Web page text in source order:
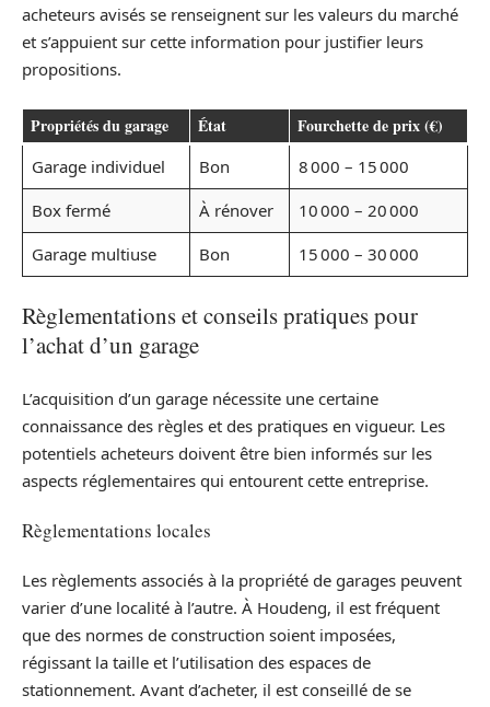
acheteurs avisés se renseignent sur les valeurs du marché
et s’appuient sur cette information pour justifier leurs
propositions.
Propriétés du garage État Fourchette de prix (€)
Garage individuel Bon
8 000 – 15 000
Box fermé
À rénover
10 000 – 20 000
Garage multiuse
Bon 15 000 – 30 000
Règlementations et conseils pratiques pour
l’achat d’un garage
L’acquisition d’un garage nécessite une certaine
connaissance des règles et des pratiques en vigueur. Les
potentiels acheteurs doivent être bien informés sur les
aspects réglementaires qui entourent cette entreprise.
Règlementations locales
Les règlements associés à la propriété de garages peuvent
varier d’une localité à l’autre. À Houdeng, il est fréquent
que des normes de construction soient imposées,
régissant la taille et l’utilisation des espaces de
stationnement. Avant d’acheter, il est conseillé de se